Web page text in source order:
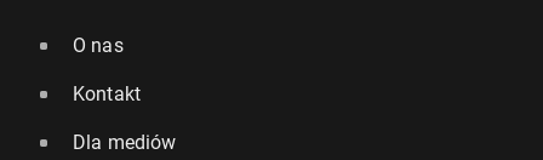
O nas
Kontakt
Dla mediów